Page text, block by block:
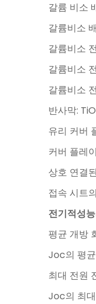
갈륨 비소
갈륨비소
갈륨비소
갈륨비소
갈륨비소
반사막:
유리 커버
커버 플레
상호 연결
접속 시트
전기적성
평균 개방
Joc의 평
최대 전원
Joc의 최